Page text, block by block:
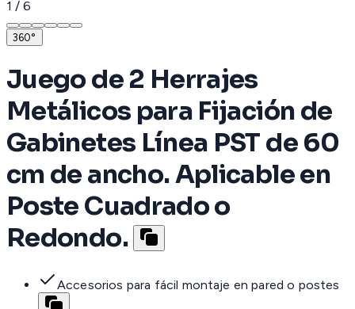
1 / 6
360°
Juego de 2 Herrajes
Metálicos para Fijación de
Gabinetes Línea PST de 60
cm de ancho. Aplicable en
Poste Cuadrado o
Redondo.
Accesorios para fácil montaje en pared o postes